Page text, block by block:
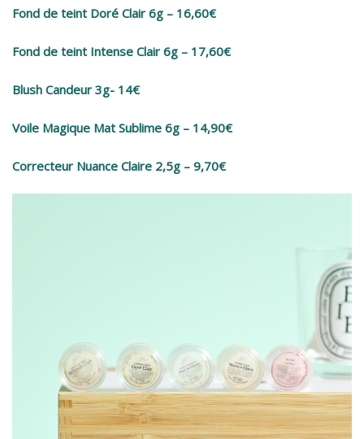
Fond de teint Doré Clair 6g – 16,60€
Fond de teint Intense Clair 6g – 17,60€
Blush Candeur 3g- 14€
Voile Magique Mat Sublime 6g – 14,90€
Correcteur Nuance Claire 2,5g – 9,70€